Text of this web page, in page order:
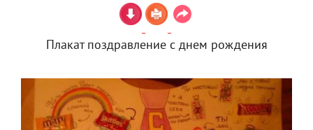
Плакат поздравление с днем рождения